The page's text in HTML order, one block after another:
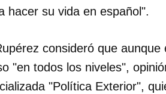
hacer su vida en español".
consideró que
"en todos los niveles",
"Política Exterior",